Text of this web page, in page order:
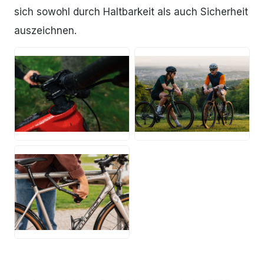
sich sowohl durch Haltbarkeit als auch Sicherheit
auszeichnen.
JPG JPG
JPG